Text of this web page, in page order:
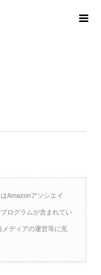
Amazonアソシエイ
ログラムが含まれてい
メディアの運営等に充